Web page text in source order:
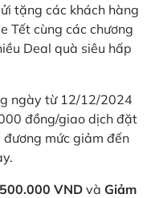
tặng các khách hàng
Tết cùng các chương
Deal quà siêu hấp
ngày từ 12/12/2024
đồng/giao dịch đặt
mức giảm đến
VND và Giảm